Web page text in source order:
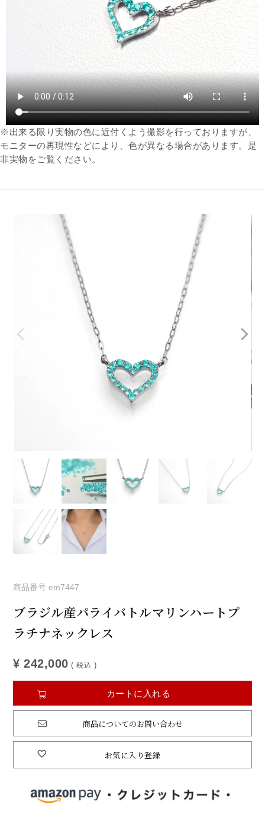
※出来る限り実物の色に近付くよう撮影を行っておりますが、
モニターの再現性などにより、色が異なる場合があります。是
非実物をご覧ください。
商品番号 em7447
ブラジル産パライバトルマリンハートプ
ラチナネックレス
¥ 242,000 税込
お気に入り登録
カートに入れる
商品についてのお問い合わせ